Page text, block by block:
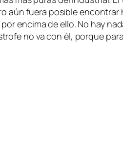
aún fue­ra po­si­ble
en­ci­ma de ello. No hay
no va con él, por­que